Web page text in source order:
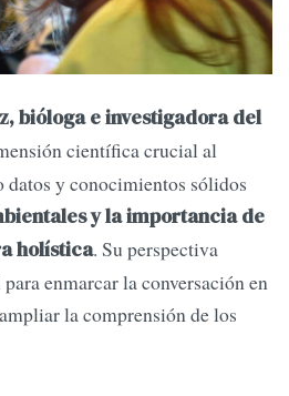
bióloga e investigadora del
científica crucial al
y conocimientos sólidos
y la importancia de
holística. Su perspectiva
enmarcar la conversación en
la comprensión de los